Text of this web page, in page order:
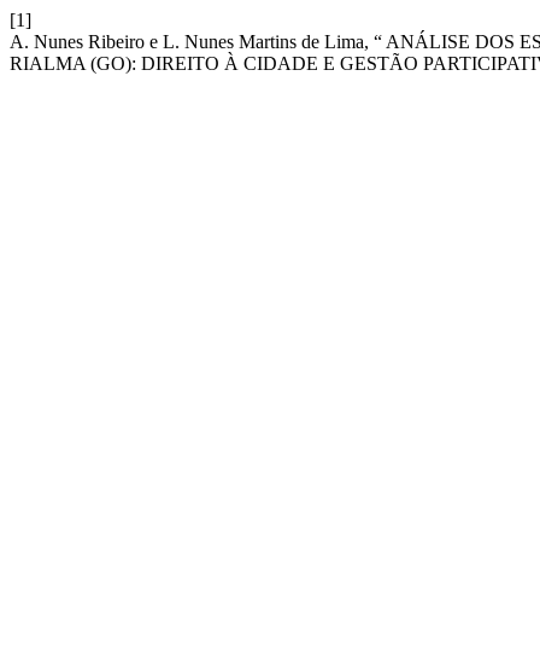
[1]
A. Nunes Ribeiro e L. Nunes Martins de Lima, “ ANÁLISE
RIALMA (GO): DIREITO À CIDADE E GESTÃO